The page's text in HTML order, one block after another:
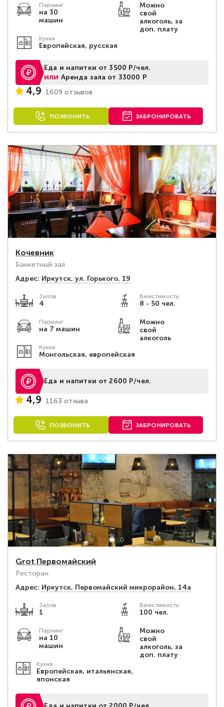
Паркинг
на 30
машин
Можно
свой
алкоголь, за
доп. плату
Кухня
Европейская, русская
Еда и напитки от 3500 Р/чел.
или Аренда зала от 33000 Р
4,9 1609 отзывов
ПОЗВОНИТЬ ЗАБРОНИРОВАТЬ
Кочевник
Банкетный зал
Адрес: Иркутск, ул. Горького, 19
Залов
4
Вместимость:
8 - 50 чел.
Паркинг
на 7 машин
Можно
свой
алкоголь
Кухня
Монгольская, европейская
Еда и напитки от 2600 Р/чел.
4,9 1163 отзыва
ПОЗВОНИТЬ ЗАБРОНИРОВАТЬ
Grot Первомайский
Ресторан
Адрес: Иркутск, Первомайский микрорайон, 14а
Залов
1
Вместимость:
100 чел.
Паркинг
на 10
машин
Можно
свой
алкоголь, за
доп. плату
Кухня
Европейская, итальянская,
японская